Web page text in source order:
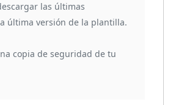
las últimas
última versión de la plantilla.
copia de seguridad de tu